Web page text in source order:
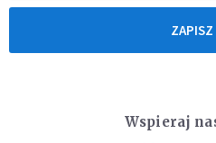
ZAPISZ
Wspieraj